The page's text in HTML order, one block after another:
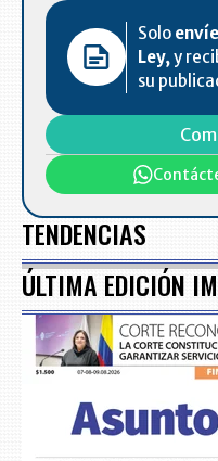
Solo
Ley,y
su
TENDENCIAS
ÚLTIMA EDICIÓN